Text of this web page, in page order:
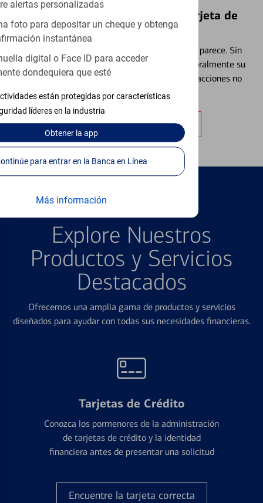
alertas personalizadas
foto para depositar un cheque y obtenga
instantánea
digital o Face ID para acceder
dondequiera que esté
están protegidas por características
líderes en la industria
Obtenerla app
Continúe para entrar en la Banca en Línea
Más información
Bloquear y Desbloquear una Tarjeta de
Débito⁴
Extraviar una tarjeta es más común de lo que parece. Sin
embargo, puede bloquear y desbloquear temporalmente su
tarjeta de débito para ayudar a prevenir transacciones no
autorizadas.
Obtener más información
Explore Nuestros
Productos y Servicios
Destacados
Ofrecemos una amplia gama de productos y servicios
diseñados para ayudar con todas sus necesidades financieras.
Tarjetas de Crédito
Conozca los pormenores de la administración
de tarjetas de crédito y la identidad
financiera antes de presentar una solicitud
Encuentre la tarjeta correcta